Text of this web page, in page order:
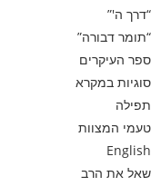
“דרך ה'”
“תומר דבורה”
ספר העיקרים
סוגיות במקרא
תפילה
טעמי המצוות
English
שאל את הרב